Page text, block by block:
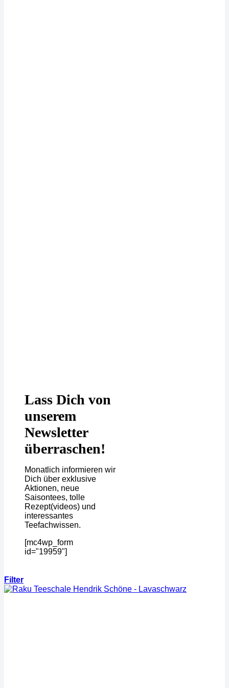
Lass Dich von
unserem
Newsletter
überraschen!
Monatlich informieren wir
Dich über exklusive
Aktionen, neue
Saisontees, tolle
Rezept(videos) und
interessantes
Teefachwissen.
[mc4wp_form
id="19959"]
Filter